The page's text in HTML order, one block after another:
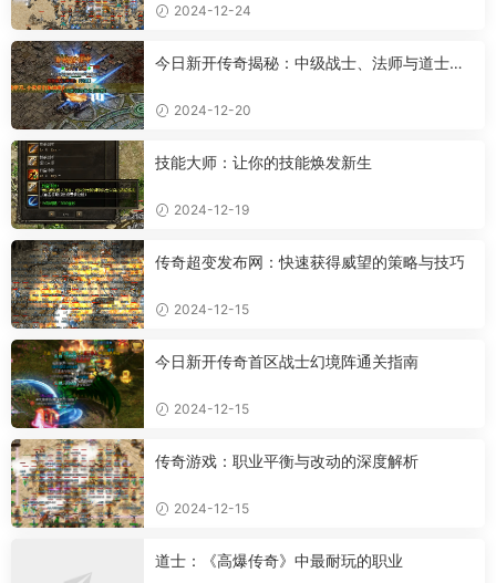
2024-12-24
今日新开传奇揭秘：中级战士、法师与道士的
2024-12-20
技能大师：让你的技能焕发新生
2024-12-19
传奇超变发布网：快速获得威望的策略与技巧
2024-12-15
今日新开传奇首区战士幻境阵通关指南
2024-12-15
传奇游戏：职业平衡与改动的深度解析
2024-12-15
道士：《高爆传奇》中最耐玩的职业